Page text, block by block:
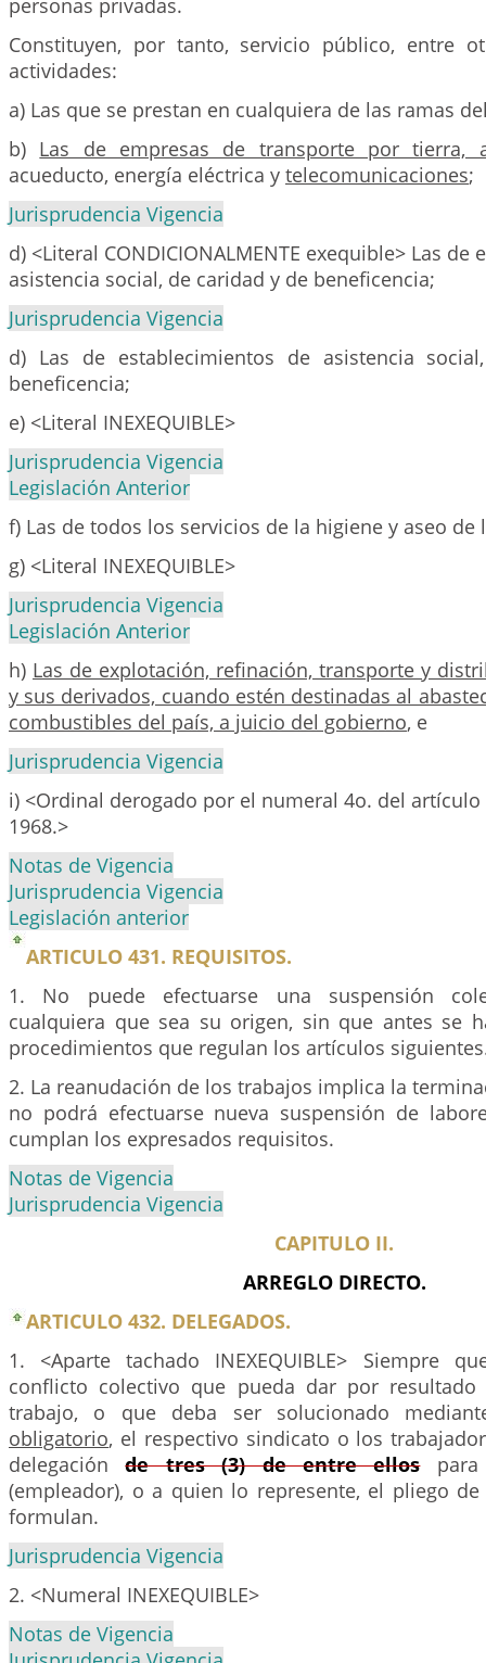
personas privadas.
Constituyen, por tanto, servicio público, entre
actividades:
a) Las que se prestan en cualquiera de las ramas
b) Las de empresas de transporte por tierra,
acueducto, energía eléctrica y telecomunicaciones;
Jurisprudencia Vigencia
d) <Literal CONDICIONALMENTE exequible> Las
asistencia social, de caridad y de beneficencia;
Jurisprudencia Vigencia
d) Las de establecimientos de asistencia
beneficencia;
e) <Literal INEXEQUIBLE>
Jurisprudencia Vigencia
Legislación Anterior
f) Las de todos los servicios de la higiene y aseo de
g) <Literal INEXEQUIBLE>
Jurisprudencia Vigencia
Legislación Anterior
h) Las de explotación, refinación, transporte y
y sus derivados, cuando estén destinadas al
combustibles del país, a juicio del gobierno, e
Jurisprudencia Vigencia
i) <Ordinal derogado por el numeral 4o. del artículo
1968.>
Notas de Vigencia
Jurisprudencia Vigencia
Legislación anterior
ARTICULO 431. REQUISITOS.
1. No puede efectuarse una suspensión
cualquiera que sea su origen, sin que antes se
procedimientos que regulan los artículos
2. La reanudación de los trabajos implica la
no podrá efectuarse nueva suspensión de
cumplan los expresados requisitos.
Notas de Vigencia
Jurisprudencia Vigencia
CAPITULO II.
ARREGLO DIRECTO.
ARTICULO 432. DELEGADOS.
1. <Aparte tachado INEXEQUIBLE> Siempre
conflicto colectivo que pueda dar por
trabajo, o que deba ser solucionado
obligatorio, el respectivo sindicato o los
delegaciónde tres (3) de entre ellospara
(empleador), o a quien lo represente, el pliego
formulan.
Jurisprudencia Vigencia
2. <Numeral INEXEQUIBLE>
Notas de Vigencia